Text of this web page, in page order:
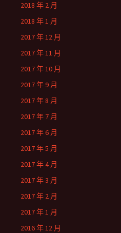
2018 年 2 月
2018 年 1 月
2017 年 12 月
2017 年 11 月
2017 年 10 月
2017 年 9 月
2017 年 8 月
2017 年 7 月
2017 年 6 月
2017 年 5 月
2017 年 4 月
2017 年 3 月
2017 年 2 月
2017 年 1 月
2016 年 12 月